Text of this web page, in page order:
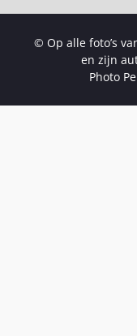
© Op alle foto’s
en zijn
Photo